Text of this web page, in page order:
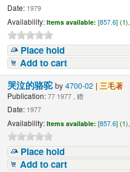
Date: 1979
Availability: Items available: [857.6] (1),
Place hold
Add to cart
哭泣的骆驼by4700-02 | 三毛著
Publication: 77 1977 , 赠
Date: 1977
Availability: Items available: [857.6] (1),
Place hold
Add to cart